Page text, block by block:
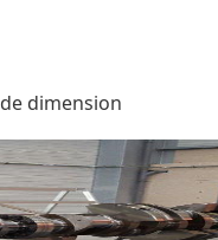
dimension